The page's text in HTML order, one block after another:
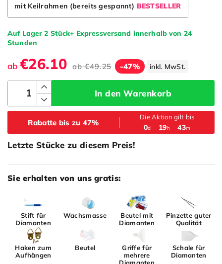
mit Keilrahmen (bereits gespannt) BESTSELLER
Auf Lager 2 Stück+ Expressversand innerhalb von 24
Stunden
ab €26.10 ab€49.25 -47% inkl. MwSt.
In den Warenkorb
Rabatte bis zu 47%
Die Aktion gilt bis
0d 19h 43m
Letzte Stücke zu diesem Preis!
Sie erhalten von uns gratis:
Stift für
Diamanten
Wachsmasse
Beutel mit
Diamanten
Pinzette guter
Qualität
Haken zum
Aufhängen
Beutel
Griffe für
mehrere
Schale für
Diamanten